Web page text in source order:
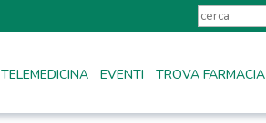
TELEMEDICINA EVENTI TROVA FARMACIA